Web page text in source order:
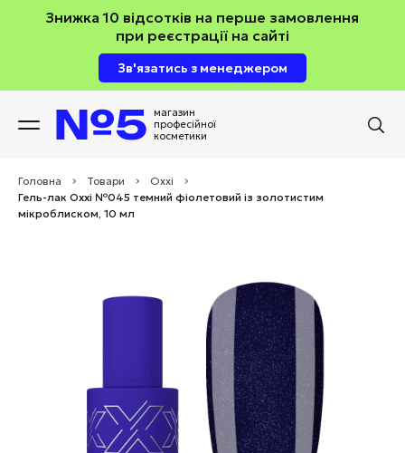
Знижка 10 відсотків на перше замовлення
при реєстрації на сайті
Зв'язатись з менеджером
магазин
професійної
косметики
Головна > Товари > Oxxi
>
Гель-лак Oxxi №045 темний фіолетовий із золотистим
мікроблиском, 10 мл